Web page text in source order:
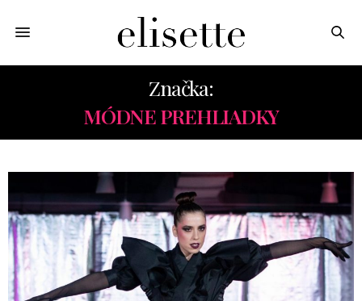
Značka:
MÓDNE PREHLIADKY